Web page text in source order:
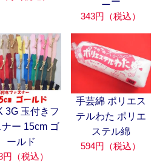
343円（税込）
3G 玉付きフ
ナー 15cm ゴ
ールド
円（税込）
手芸綿 ポリエス
テルわた ポリエ
ステル綿
594円（税込）